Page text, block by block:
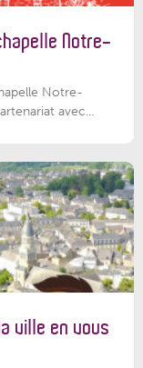
Notre-
Notre-
avec...
ville en vous